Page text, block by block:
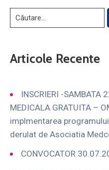
Articole Recente
INSCRIERI -SAMBATA
MEDICALA GRATUITA –
implmentarea
derulat de Asociatia
CONVOCATOR